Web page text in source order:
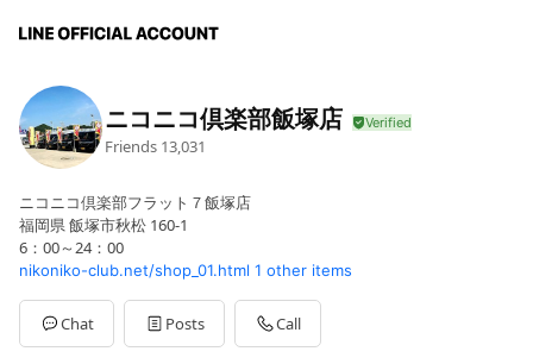
ニコニコ倶楽部飯塚店
Friends 13,031
ニコニコ倶楽部フラット７飯塚店
福岡県 飯塚市秋松 160-1
6：00～24：00
nikoniko-club.net/shop_01.html 1 other items
Chat Posts Call